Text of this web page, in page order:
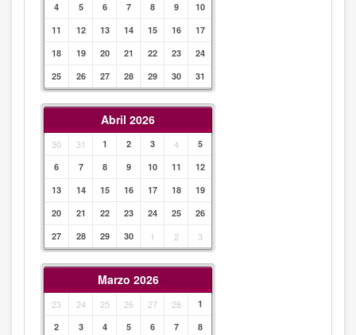
4
5 6 7 8 9
10
11
12 13 14 15 16
17
18
19 20 21 22 23
24
25
26 27 28 29 30 31
Abril 2026
30 31 1 2 3 4
5
6
7 8 9 10 11
12
13
14 15 16 17 18
19
20
21 22 23 24 25
26
27
28 29 30 1 2 3
Marzo 2026
23 24 25 26 27 28
1
2
3 4 5 6 7
8